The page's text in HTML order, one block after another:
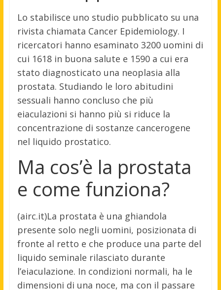
Lo stabilisce uno studio pubblicato su una
rivista chiamata Cancer Epidemiology. I
ricercatori hanno esaminato 3200 uomini di
cui 1618 in buona salute e 1590 a cui era
stato diagnosticato una neoplasia alla
prostata. Studiando le loro abitudini
sessuali hanno concluso che più
eiaculazioni si hanno più si riduce la
concentrazione di sostanze cancerogene
nel liquido prostatico.
Ma cos’è la prostata
e come funziona?
(airc.it)La prostata è una ghiandola
presente solo negli uomini, posizionata di
fronte al retto e che produce una parte del
liquido seminale rilasciato durante
l’eiaculazione. In condizioni normali, ha le
dimensioni di una noce, ma con il passare